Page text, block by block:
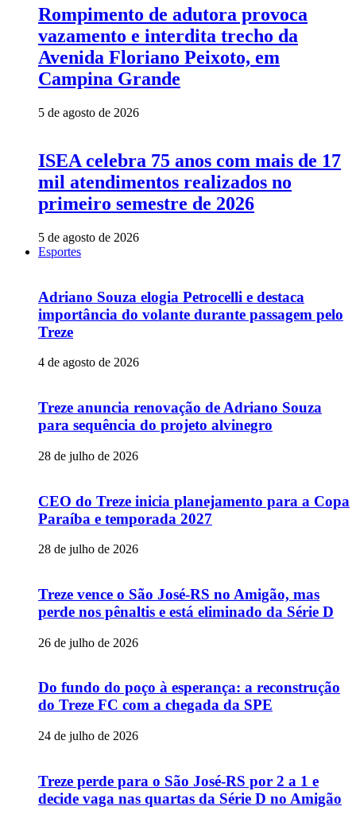
Rompimento de adutora provoca
vazamento e interdita trecho da
Avenida Floriano Peixoto, em
Campina Grande
5 de agosto de 2026
ISEA celebra 75 anos com mais de 17
mil atendimentos realizados no
primeiro semestre de 2026
5 de agosto de 2026
Esportes
Adriano Souza elogia Petrocelli e destaca
importância do volante durante passagem pelo
Treze
4 de agosto de 2026
Treze anuncia renovação de Adriano Souza
para sequência do projeto alvinegro
28 de julho de 2026
CEO do Treze inicia planejamento para a Copa
Paraíba e temporada 2027
28 de julho de 2026
Treze vence o São José-RS no Amigão, mas
perde nos pênaltis e está eliminado da Série D
26 de julho de 2026
Do fundo do poço à esperança: a reconstrução
do Treze FC com a chegada da SPE
24 de julho de 2026
Treze perde para o São José-RS por 2 a 1 e
decide vaga nas quartas da Série D no Amigão